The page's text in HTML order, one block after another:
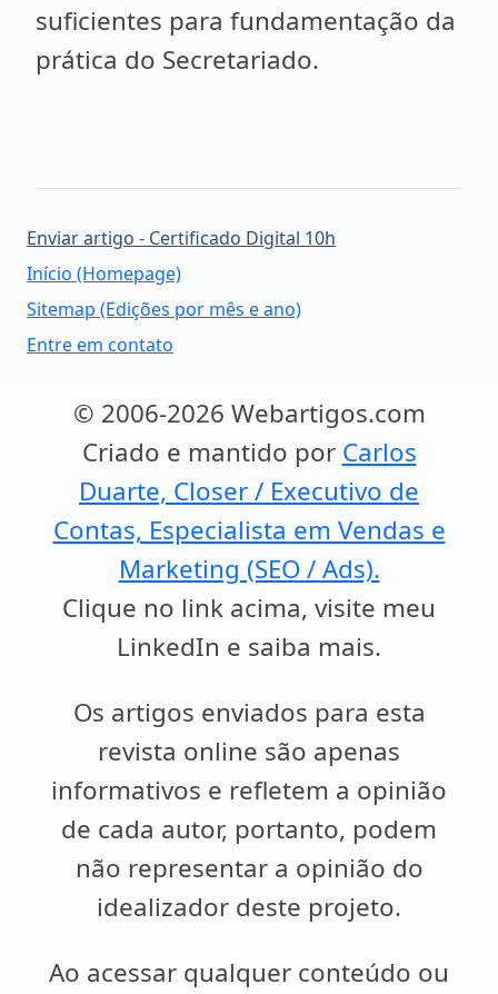
suficientes para fundamentação da
prática do Secretariado.
Enviar artigo - Certificado Digital 10h
Início (Homepage)
Sitemap (Edições por mês e ano)
Entre em contato
© 2006-2026 Webartigos.com
Criado e mantido por Carlos
Duarte, Closer / Executivo de
Contas, Especialista em Vendas e
Marketing (SEO / Ads).
Clique no link acima, visite meu
LinkedIn e saiba mais.
Os artigos enviados para esta
revista online são apenas
informativos e refletem a opinião
de cada autor, portanto, podem
não representar a opinião do
idealizador deste projeto.
Ao acessar qualquer conteúdo ou